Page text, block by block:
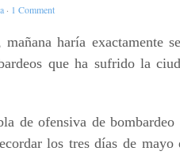
· 1 Comment
haría exactamente
que ha sufrido la
de ofensiva de
los tres días de